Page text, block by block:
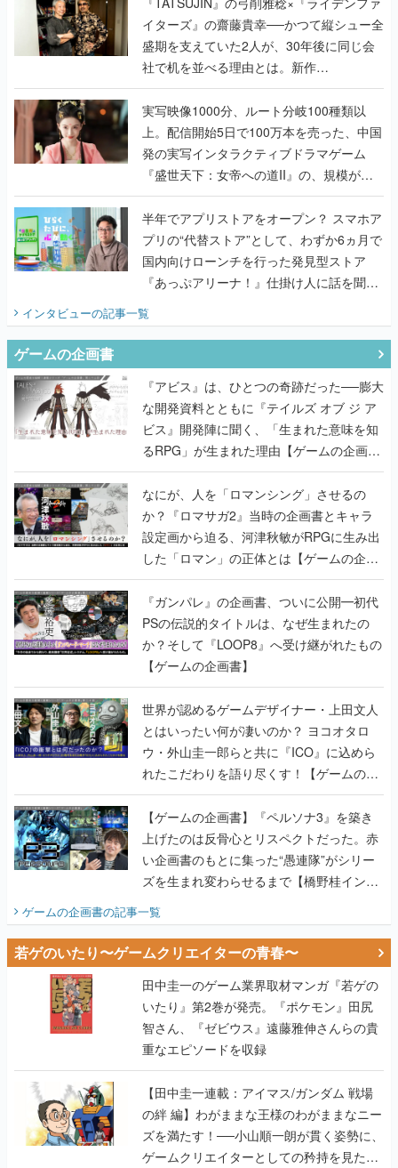
イターズ』の齋藤貴幸──かつて縦シュー全
盛期を支えていた2人が、30年後に同じ会
社で机を並べる理由とは。新作
『TATSUJIN EXTREME』で初タッグを組
んだレジェンド2人に訊く開発秘話
実写映像1000分、ルート分岐100種類以
上。配信開始5日で100万本を売った、中国
発の実写インタラクティブドラマゲーム
『盛世天下：女帝への道II』の、規模が違
うこだわりをプロデューサーに聞いた
半年でアプリストアをオープン？ スマホア
プリの“代替ストア”として、わずか6ヵ月で
国内向けローンチを行った発見型ストア
『あっぷアリーナ！』仕掛け人に話を聞い
てみた
インタビューの記事一覧
ゲームの企画書
『アビス』は、ひとつの奇跡だった──膨大
な開発資料とともに『テイルズ オブ ジ ア
ビス』開発陣に聞く、「生まれた意味を知
るRPG」が生まれた理由【ゲームの企画
書】
なにが、人を「ロマンシング」させるの
か？『ロマサガ2』当時の企画書とキャラ
設定画から迫る、河津秋敏がRPGに生み出
した「ロマン」の正体とは【ゲームの企画
書】
『ガンパレ』の企画書、ついに公開━初代
PSの伝説的タイトルは、なぜ生まれたの
か？そして『LOOP8』へ受け継がれたもの
【ゲームの企画書】
世界が認めるゲームデザイナー・上田文人
とはいったい何が凄いのか？ ヨコオタロ
ウ・外山圭一郎らと共に『ICO』に込めら
れたこだわりを語り尽くす！【ゲームの企
画書】
【ゲームの企画書】『ペルソナ3』を築き
上げたのは反骨心とリスペクトだった。赤
い企画書のもとに集った“愚連隊”がシリー
ズを生まれ変わらせるまで【橋野桂インタ
ビュー】
ゲームの企画書の記事一覧
若ゲのいたり〜ゲームクリエイターの青春〜
田中圭一のゲーム業界取材マンガ『若ゲの
いたり』第2巻が発売。『ポケモン』田尻
智さん、『ゼビウス』遠藤雅伸さんらの貴
重なエピソードを収録
【田中圭一連載：アイマス/ガンダム 戦場
の絆 編】わがままな王様のわがままなニー
ズを満たす！──小山順一朗が貫く姿勢に、
ゲームクリエイターとしての矜持を見た